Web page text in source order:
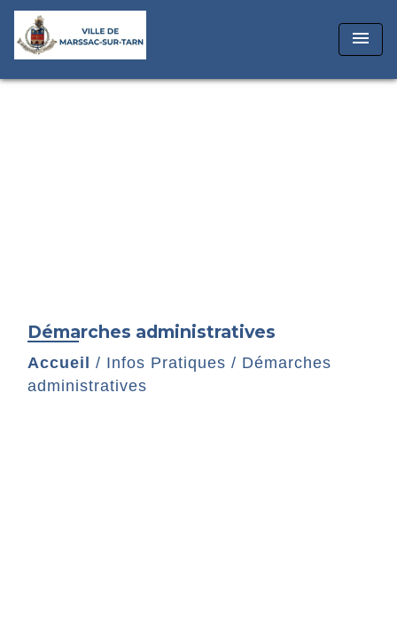
menu
Démarches administratives
Accueil / Infos Pratiques / Démarches
administratives